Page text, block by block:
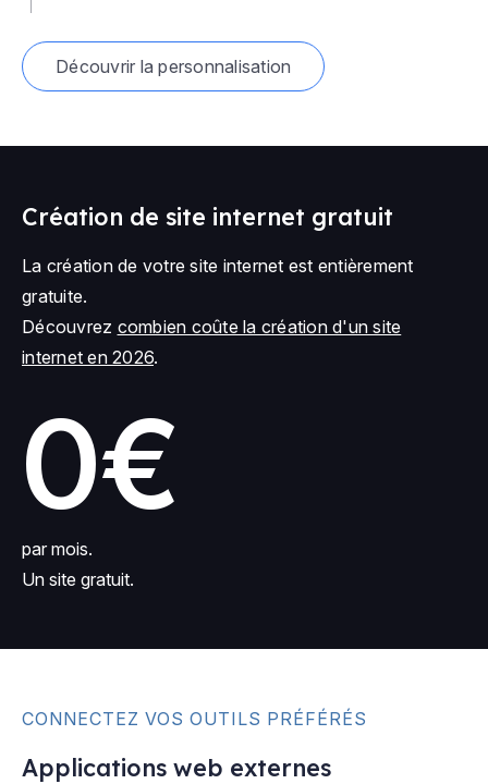
Découvrir la personnalisation
Création de site internet gratuit
La création de votre site internet est entièrement
gratuite.
Découvrez combien coûte la création d'un site
internet en 2026.
0€
par mois.
Un site gratuit.
CONNECTEZ VOS OUTILS PRÉFÉRÉS
Applications web externes